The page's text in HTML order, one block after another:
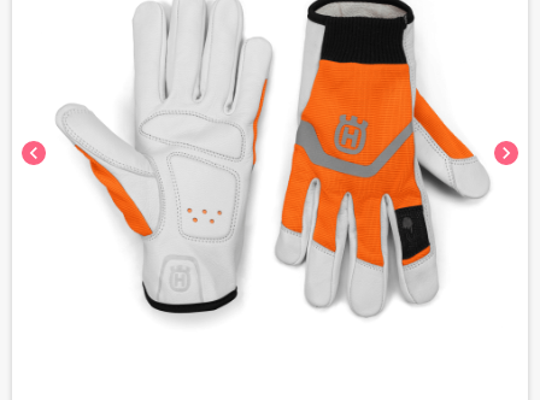
chevron_left chevron_right